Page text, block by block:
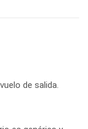
de salida.